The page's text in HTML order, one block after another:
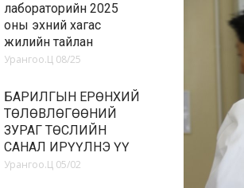
лабораторийн 2025
оны эхний хагас
жилийн тайлан
Урангоо.Ц 08/25
БАРИЛГЫН ЕРӨНХИЙ
ТӨЛӨВЛӨГӨӨНИЙ
ЗУРАГ ТӨСЛИЙН
САНАЛ ИРҮҮЛНЭ ҮҮ
Урангоо.Ц 05/02